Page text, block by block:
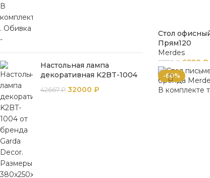
Настольная лампа
декоративная K2BT-1004
42667₽ 32000 ₽
Стол
Прям120
Merdes
8738 ₽ 6990 ₽
-60%